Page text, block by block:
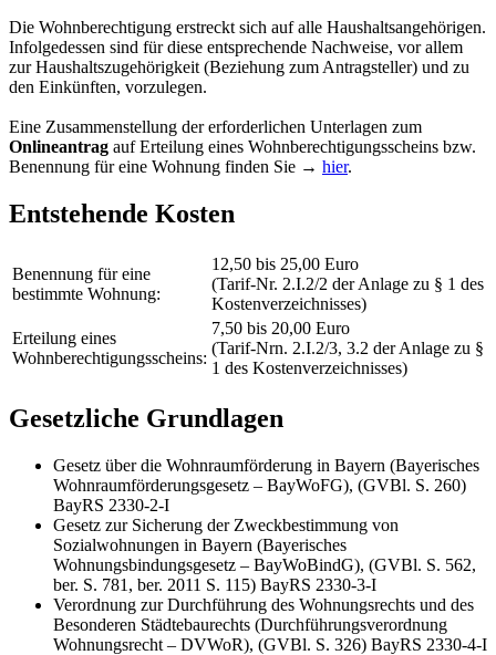
Die Wohnberechtigung erstreckt sich auf alle Haushaltsangehörigen.
Infolgedessen sind für diese entsprechende Nachweise, vor allem
zur Haushaltszugehörigkeit (Beziehung zum Antragsteller) und zu
den Einkünften, vorzulegen.
Eine Zusammenstellung der erforderlichen Unterlagen zum
Onlineantrag auf Erteilung eines Wohnberechtigungsscheins bzw.
Benennung für eine Wohnung finden Sie → hier.
Entstehende Kosten
Benennung für eine
bestimmte Wohnung:
12,50 bis 25,00 Euro
(Tarif-Nr. 2.I.2/2 der Anlage zu § 1 des
Kostenverzeichnisses)
Erteilung eines
Wohnberechtigungsscheins:
7,50 bis 20,00 Euro
(Tarif-Nrn. 2.I.2/3, 3.2 der Anlage zu §
1 des Kostenverzeichnisses)
Gesetzliche Grundlagen
Gesetz über die Wohnraumförderung in Bayern (Bayerisches
Wohnraumförderungsgesetz – BayWoFG), (GVBl. S. 260)
BayRS 2330-2-I
Gesetz zur Sicherung der Zweckbestimmung von
Sozialwohnungen in Bayern (Bayerisches
Wohnungsbindungsgesetz – BayWoBindG), (GVBl. S. 562,
ber. S. 781, ber. 2011 S. 115) BayRS 2330-3-I
Verordnung zur Durchführung des Wohnungsrechts und des
Besonderen Städtebaurechts (Durchführungsverordnung
Wohnungsrecht – DVWoR), (GVBl. S. 326) BayRS 2330-4-I